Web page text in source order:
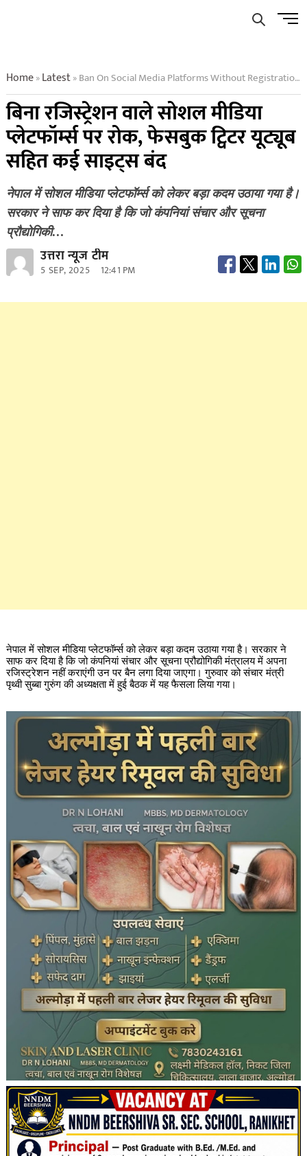
Menu
Home»Latest»Ban On Social Media Platforms Without Registration Many Sites Including Facebook Twitter Youtube Are Closed
बिना रजिस्ट्रेशन वाले सोशल मीडिया
प्लेटफॉर्म्स पर रोक, फेसबुक ट्विटर यूट्यूब
सहित कई साइट्स बंद
नेपाल में सोशल मीडिया प्लेटफॉर्म्स को लेकर बड़ा कदम उठाया गया है।
सरकार ने साफ कर दिया है कि जो कंपनियां संचार और सूचना
प्रौद्योगिकी…
उत्तरा न्यूज टीम
5 SEP, 2025 12:41 PM
नेपाल में सोशल मीडिया प्लेटफॉर्म्स को लेकर बड़ा कदम उठाया गया है। सरकार ने
साफ कर दिया है कि जो कंपनियां संचार और सूचना प्रौद्योगिकी मंत्रालय में अपना
रजिस्ट्रेशन नहीं कराएंगी उन पर बैन लगा दिया जाएगा। गुरुवार को संचार मंत्री
पृथ्वी सुब्बा गुरुंग की अध्यक्षता में हुई बैठक में यह फैसला लिया गया।